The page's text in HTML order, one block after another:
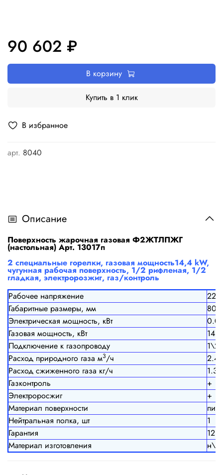
В избранное
арт. 8040
90 602 ₽
В корзину
Купить в 1 клик
Описание
Поверхность жарочная газовая Ф2ЖТЛПЖГ
(настольная) Арт. 13017п
2 специальные горелки, газовая мощность14,4 kW,
чугунная рабочая поверхность, 1/2 рифленая, 1/2
гладкая, электророзжиг, газ/контроль
Рабочее напряжение
Габаритные размеры, мм
Электрическая мощность, кВт
0.01
Газовая мощность, кВт
Подключение к газопроводу
1\2"
Расход природного газа м3/ч
2.4
Расход сжиженного газа кг/ч
1.31
Газконтроль
+
Электроросжиг
+
Материал поверхности
Нейтральная полка, шт
1
Гарантия
12
Материал изготовления